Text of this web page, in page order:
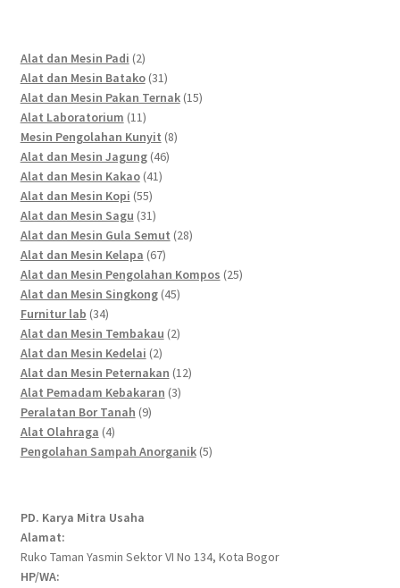
Alat dan Mesin Padi 22
products
Alat dan Mesin Batako 3131
products
Alat dan Mesin Pakan Ternak 1515
Alat Laboratorium 1111
products
Mesin Pengolahan Kunyit 88
Alat dan Mesin Jagung 4646
Alat dan Mesin Kakao 4141
Alat dan Mesin Kopi 5555
products
Alat dan Mesin Sagu 3131
products
Alat dan Mesin Gula Semut 2828
Alat dan Mesin Kelapa 6767
products
Alat dan Mesin Pengolahan Kompos 2525
Alat dan Mesin Singkong 4545
Furnitur lab 3434
products
Alat dan Mesin Tembakau 22
Alat dan Mesin Kedelai 22
products
Alat dan Mesin Peternakan 1212
Alat Pemadam Kebakaran 33
Peralatan Bor Tanah 99
Alat Olahraga 44
products
Pengolahan Sampah Anorganik 55
PD. Karya Mitra Usaha
Alamat:
Ruko Taman Yasmin Sektor VI No 134, Kota Bogor
HP/WA: